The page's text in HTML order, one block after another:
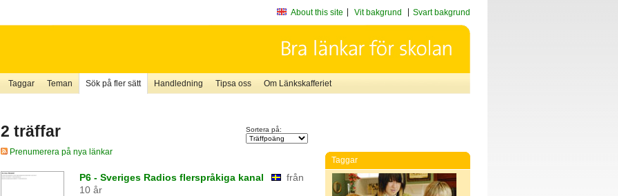
About this site Vit bakgrund Svart bakgrund
Taggar Teman Sök på fler sätt Handledning Tipsa oss Om Länkskafferiet
2 träffar Sortera på:
Prenumerera på nya länkar
P6 - Sveriges Radios flerspråkiga kanal
från
10 år
Taggar